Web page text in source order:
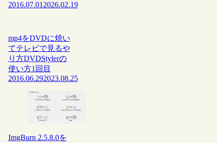
2016.07.012026.02.19
mp4をDVDに焼い
てテレビで見るや
り方DVDStylerの
使い方1回目
2016.06.292023.08.25
ImgBurn 2.5.8.0を